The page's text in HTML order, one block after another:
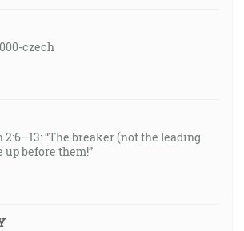
czech
2:6–13: “The breaker (not the leading
up before them!”